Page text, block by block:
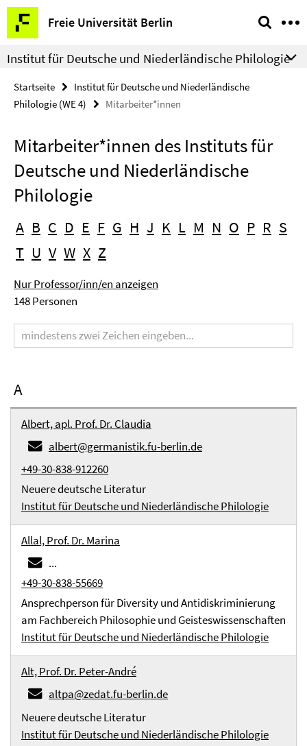
Springe
direkt
zu
Inhalt
Freie Universität Berlin
Service-
Navigation
Institut für Deutsche und Niederländische Philologie
Startseite
Institut für Deutsche und Niederländische
Philologie (WE 4)
Mitarbeiter*innen
Mitarbeiter*innen des Instituts für
Deutsche und Niederländische
Philologie
A B C D E F G H J K L M N O P R S
T U V W X Z
Nur Professor/inn/en anzeigen
148 Personen
A
Albert, apl. Prof. Dr. Claudia
albert@germanistik.fu-berlin.de
+49-30-838-912260
Neuere deutsche Literatur
Institut für Deutsche und Niederländische Philologie
Allal, Prof. Dr. Marina
...
+49-30-838-55669
Ansprechperson für Diversity und Antidiskriminierung
am Fachbereich Philosophie und Geisteswissenschaften
Institut für Deutsche und Niederländische Philologie
Alt, Prof. Dr. Peter-André
altpa@zedat.fu-berlin.de
Neuere deutsche Literatur
Institut für Deutsche und Niederländische Philologie